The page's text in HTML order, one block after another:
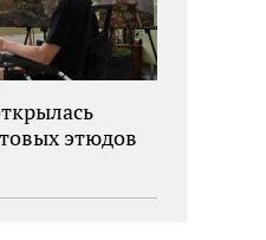
этюдов